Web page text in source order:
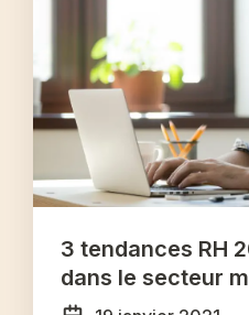
3 tendances RH
dans le secteur